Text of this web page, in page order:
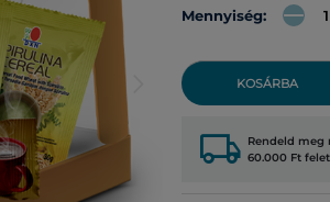
Mennyiség:
KOSÁRBA
local_shipping Rendeld meg
60.000 Ft